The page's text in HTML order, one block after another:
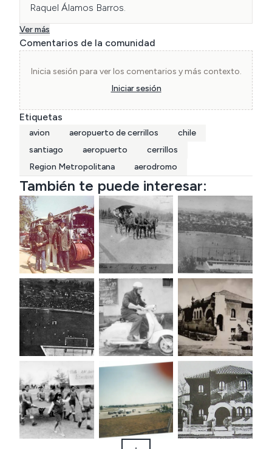
Raquel Álamos Barros.
Ver más
Comentarios de la comunidad
Inicia sesión para ver los comentarios y más contexto.
Iniciar sesión
Etiquetas
avion aeropuerto de cerrillos
chile
santiago
aeropuerto
cerrillos
Region Metropolitana
aerodromo
También te puede interesar: